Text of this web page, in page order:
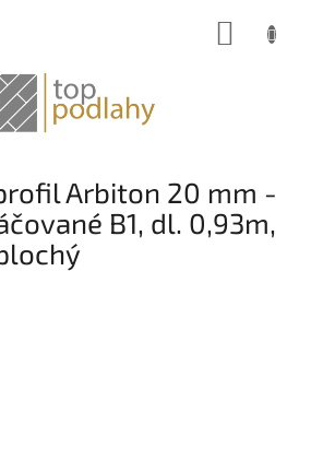
Arbiton 20 mm -
B1, dl. 0,93m,